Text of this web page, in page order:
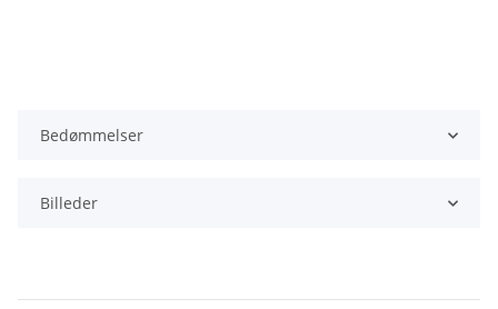
Bedømmelser
Billeder